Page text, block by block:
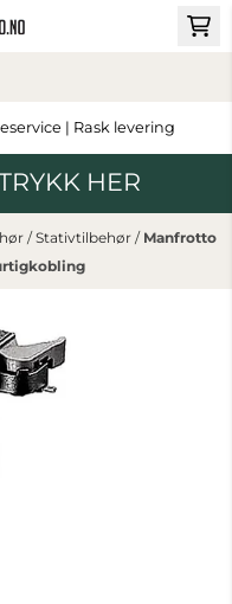
| Rask levering
HER
/Stativtilbehør / Manfrotto